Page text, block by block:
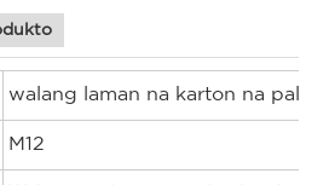
walang laman na karton na
M12